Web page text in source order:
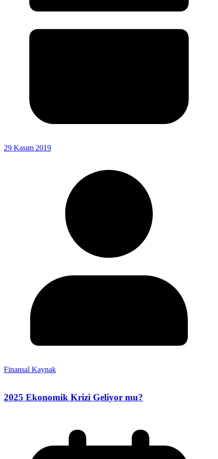
29 Kasım 2019
Finansal Kaynak
2025 Ekonomik Krizi Geliyor mu?